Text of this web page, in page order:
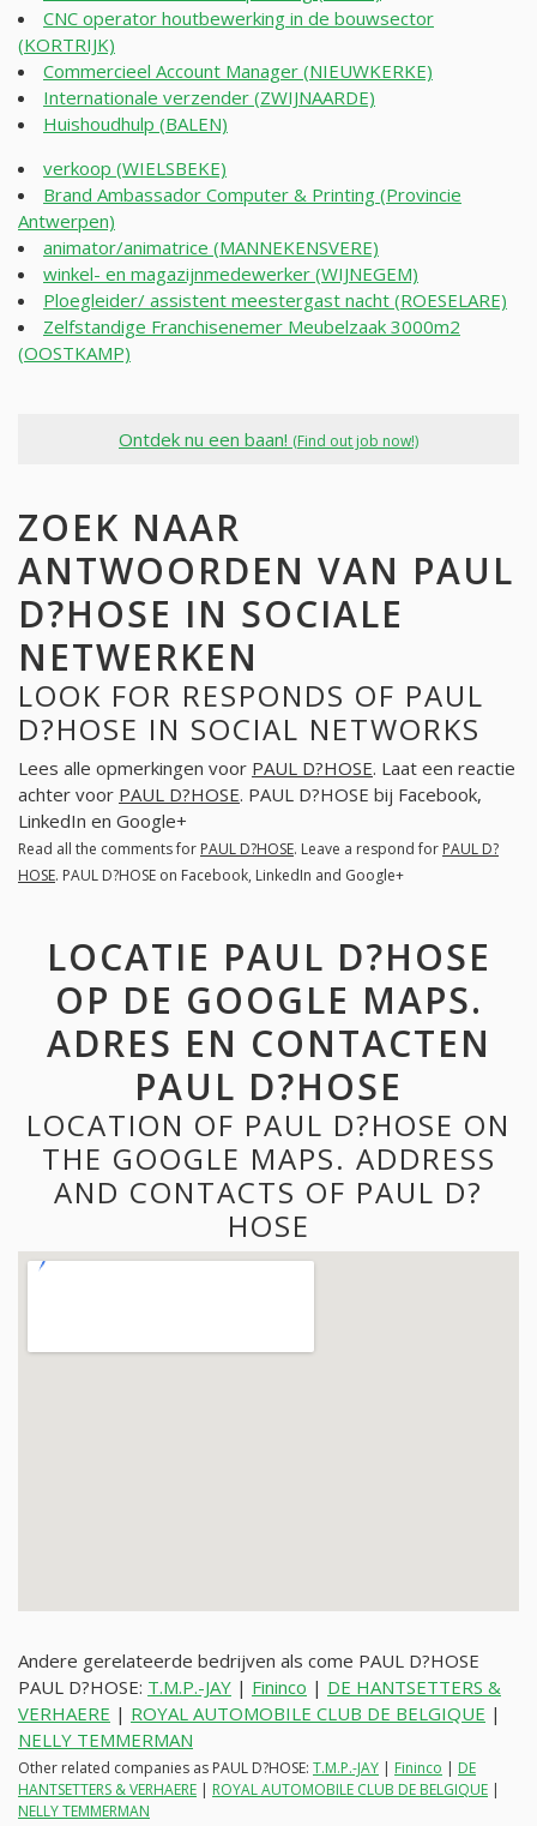
CNC operator houtbewerking in de bouwsector
(KORTRIJK)
Commercieel Account Manager (NIEUWKERKE)
Internationale verzender (ZWIJNAARDE)
Huishoudhulp (BALEN)
verkoop (WIELSBEKE)
Brand Ambassador Computer & Printing (Provincie
Antwerpen)
animator/animatrice (MANNEKENSVERE)
winkel- en magazijnmedewerker (WIJNEGEM)
Ploegleider/ assistent meestergast nacht (ROESELARE)
Zelfstandige Franchisenemer Meubelzaak 3000m2
(OOSTKAMP)
Ontdek nu een baan! (Find out job now!)
ZOEK NAAR
ANTWOORDEN VAN PAUL
D?HOSE IN SOCIALE
NETWERKEN
LOOK FOR RESPONDS OF PAUL
D?HOSE IN SOCIAL NETWORKS
Lees alle opmerkingen voor PAUL D?HOSE. Laat een reactie
achter voor PAUL D?HOSE. PAUL D?HOSE bij Facebook,
LinkedIn en Google+
Read all the comments for PAUL D?HOSE. Leave a respond for PAUL D?
HOSE. PAUL D?HOSE on Facebook, LinkedIn and Google+
LOCATIE PAUL D?HOSE
OP DE GOOGLE MAPS.
ADRES EN CONTACTEN
PAUL D?HOSE
LOCATION OF PAUL D?HOSE ON
THE GOOGLE MAPS. ADDRESS
AND CONTACTS OF PAUL D?
HOSE
Andere gerelateerde bedrijven als come PAUL D?HOSE
PAUL D?HOSE: T.M.P.-JAY | Fininco | DE HANTSETTERS &
VERHAERE | ROYAL AUTOMOBILE CLUB DE BELGIQUE |
NELLY TEMMERMAN
Other related companies as PAUL D?HOSE: T.M.P.-JAY | Fininco | DE
HANTSETTERS & VERHAERE | ROYAL AUTOMOBILE CLUB DE BELGIQUE |
NELLY TEMMERMAN